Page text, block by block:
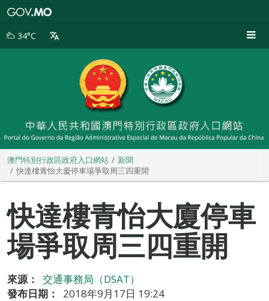
別
34°C
澳門特別行政區政府入口網站
新聞
快達樓青怡大廈停車場爭取周三四重開
快達樓青怡大廈停車
場爭取周三四重開
來源：
交通事務局（DSAT）
發布日期：
2018年9月17日 19:24